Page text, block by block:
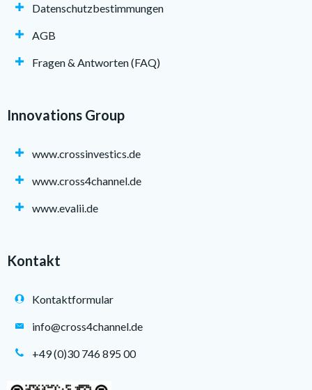
Datenschutzbestimmungen
AGB
Fragen & Antworten (FAQ)
Innovations Group
www.crossinvestics.de
www.cross4channel.de
www.evalii.de
Kontakt
Kontaktformular
info@cross4channel.de
+49 (0)30 746 895 00